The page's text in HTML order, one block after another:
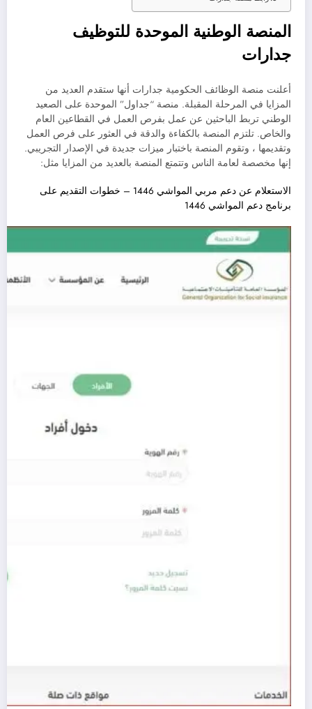
المنصة الوطنية الموحدة للتوظيف
جدارات
أعلنت منصة الوظائف الحكومية جدارات أنها ستقدم العديد من
المزايا في المرحلة المقبلة. منصة “جداول” الموحدة على الصعيد
الوطني تربط الباحثين عن عمل بفرص العمل في القطاعين العام
والخاص. تلتزم المنصة بالكفاءة والدقة في العثور على فرص العمل
وتقديمها ، وتقوم المنصة باختبار ميزات جديدة في الإصدار التجريبي.
إنها مخصصة لعامة الناس وتتمتع المنصة بالعديد من المزايا مثل:
الاستعلام عن دعم مربي المواشي 1446 – خطوات التقديم على
برنامج دعم المواشي 1446